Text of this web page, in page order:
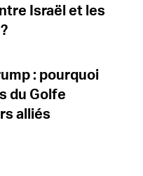
Israël et les
: pourquoi
du Golfe
alliés